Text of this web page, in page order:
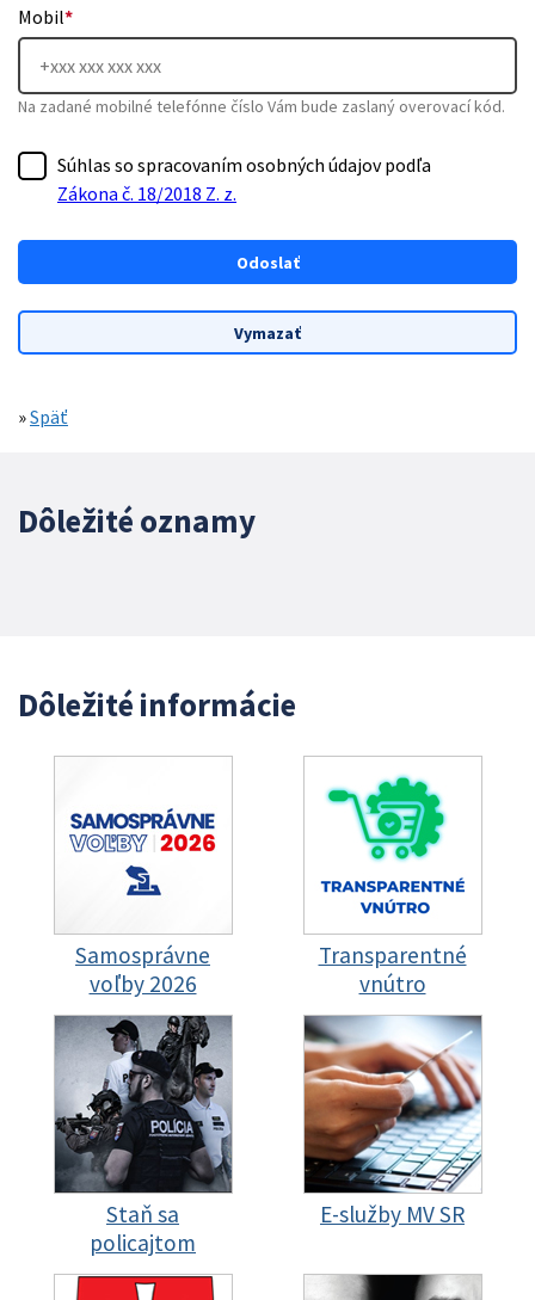
Mobil*
Na zadané mobilné telefónne číslo Vám bude zaslaný overovací kód.
Súhlas so spracovaním osobných údajov podľa
Zákona č. 18/2018 Z. z.
»Späť
Dôležité oznamy
Dôležité informácie
Samosprávne
voľby 2026
Transparentné
vnútro
Staň sa
policajtom
E-služby MV SR